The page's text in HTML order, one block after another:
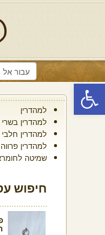
פתח סרגל נגישות
למהדרין
למהדרין בשרי
למהדרין חלבי
למהדרין פרווה
שמיטה
חיפוש